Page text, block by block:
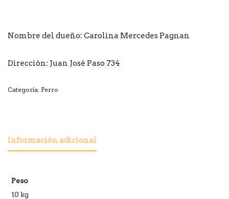
Nombre del dueño: Carolina Mercedes Pagnan
Dirección: Juan José Paso 734
Categoría: Perro
Información adicional
Peso
10 kg